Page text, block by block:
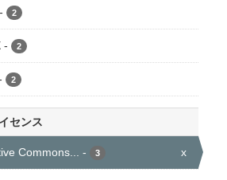
- 2
- 2
2
センス
Commons... - 3 x